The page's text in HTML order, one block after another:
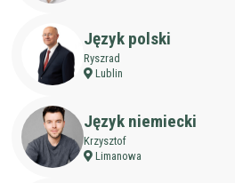
Wiek korepetytora
Język polski
Ryszrad
Lublin
Język niemiecki
Krzysztof
Limanowa